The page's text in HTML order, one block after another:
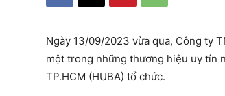
Ngày 13/09/2023 vừa qua, Công ty
một trong những thương hiệu uy tín
TP.HCM (HUBA) tổ chức.